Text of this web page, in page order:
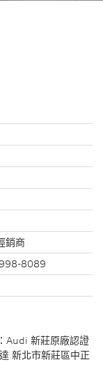
銷商
8089
Audi 新莊原廠認證
新北市新莊區中正